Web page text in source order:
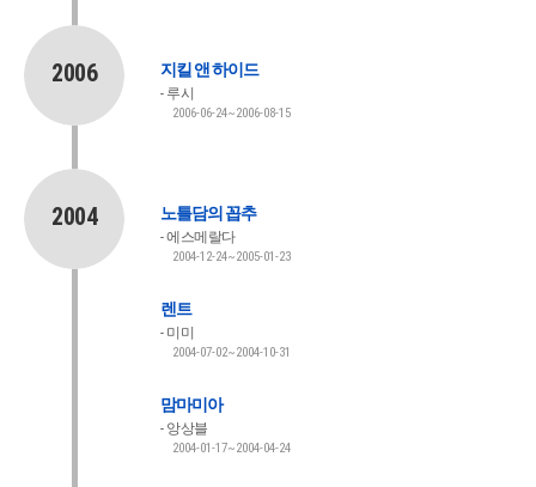
2006 지킬 앤 하이드
루시
2006-06-24~2006-08-15
2004 노틀담의 꼽추
에스메랄다
2004-12-24~2005-01-23
렌트
미미
2004-07-02~2004-10-31
맘마미아
앙상블
2004-01-17~2004-04-24